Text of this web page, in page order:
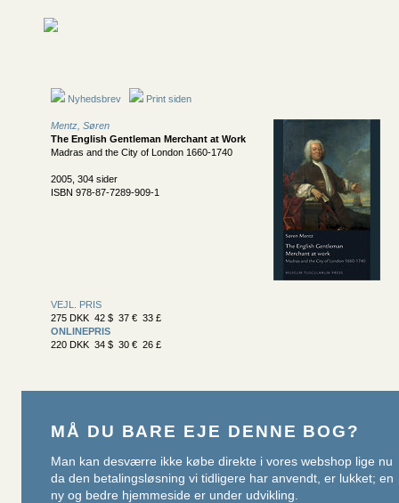
Nyhedsbrev Print siden
Mentz, Søren
The English Gentleman Merchant at Work
Madras and the City of London 1660-1740
2005, 304 sider
ISBN 978-87-7289-909-1
VEJL. PRIS
275 DKK 42 $ 37 € 33 £
ONLINEPRIS
220 DKK 34 $ 30 € 26 £
MÅ DU BARE EJE DENNE BOG?
Man kan desværre ikke købe direkte i vores webshop lige nu
da den betalingsløsning vi tidligere har anvendt, er lukket; en
ny og bedre hjemmeside er under udvikling.